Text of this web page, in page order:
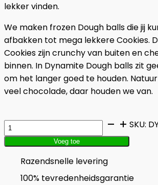
lekker vinden.
We maken frozen Dough balls die jij
afbakken tot mega lekkere Cookies.
Cookies zijn crunchy van buiten en
binnen. In Dynamite Dough balls zit
om het langer goed te houden.
veel chocolade, daar houden we van.
Cinnamon
Buddies
15
Dough
balls
Voeg toe
SKU:
Razendsnelle levering
100% tevredenheidsgarantie